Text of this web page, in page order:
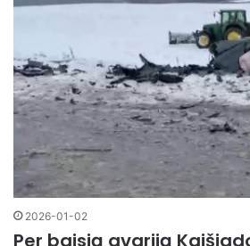
2026-01-02
Per baisią avariją